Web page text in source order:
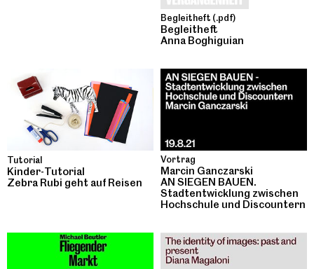
Begleitheft (.pdf)
Begleitheft
Anna Boghiguian
Tutorial
Kinder-Tutorial
Zebra Rubi geht auf Reisen
Vortrag
Marcin Ganczarski
AN SIEGEN BAUEN.
Stadtentwicklung zwischen
Hochschule und Discountern